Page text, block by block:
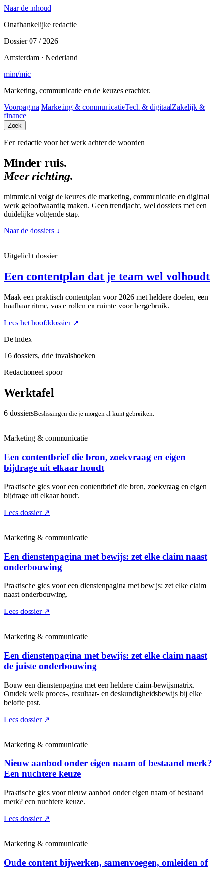
Naar de inhoud
Onafhankelijke redactie
Dossier 07 / 2026
Amsterdam · Nederland
mim/mic
Marketing, communicatie en de keuzes erachter.
Voorpagina Marketing & communicatieTech & digitaalZakelijk &
finance
Zoek
Een redactie voor het werk achter de woorden
Minder ruis.
Meer richting.
mimmic.nl volgt de keuzes die marketing, communicatie en digitaal
werk geloofwaardig maken. Geen trendjacht, wel dossiers met een
duidelijke volgende stap.
Naar de dossiers ↓
Uitgelicht dossier
Een contentplan dat je team wel volhoudt
Maak een praktisch contentplan voor 2026 met heldere doelen, een
haalbaar ritme, vaste rollen en ruimte voor hergebruik.
Lees het hoofddossier ↗
De index
16 dossiers, drie invalshoeken
Redactioneel spoor
Werktafel
6 dossiersBeslissingen die je morgen al kunt gebruiken.
Marketing & communicatie
Een contentbrief die bron, zoekvraag en eigen
bijdrage uit elkaar houdt
Praktische gids voor een contentbrief die bron, zoekvraag en eigen
bijdrage uit elkaar houdt.
Lees dossier ↗
Marketing & communicatie
Een dienstenpagina met bewijs: zet elke claim naast
onderbouwing
Praktische gids voor een dienstenpagina met bewijs: zet elke claim
naast onderbouwing.
Lees dossier ↗
Marketing & communicatie
Een dienstenpagina met bewijs: zet elke claim naast
de juiste onderbouwing
Bouw een dienstenpagina met een heldere claim-bewijsmatrix.
Ontdek welk proces-, resultaat- en deskundigheidsbewijs bij elke
belofte past.
Lees dossier ↗
Marketing & communicatie
Nieuw aanbod onder eigen naam of bestaand merk?
Een nuchtere keuze
Praktische gids voor nieuw aanbod onder eigen naam of bestaand
merk? een nuchtere keuze.
Lees dossier ↗
Marketing & communicatie
Oude content bijwerken, samenvoegen, omleiden of